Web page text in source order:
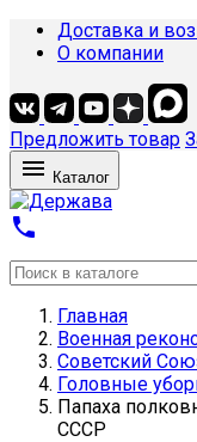
Доставка и
О компании
Предложить товар
 Каталог

Главная
Военная
Советский
Головные
Папаха
СССР